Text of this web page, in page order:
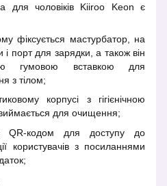
для чоловіків Kiiroo Keon є
фіксується мастурбатор, на
і порт для зарядки, а також він
гумовою вставкою для
з тілом;
корпусі з гігієнічною
для очищення;
з QR-кодом для доступу до
користувачів з посиланнями